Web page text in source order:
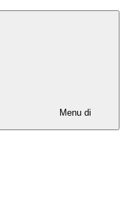
Menu di